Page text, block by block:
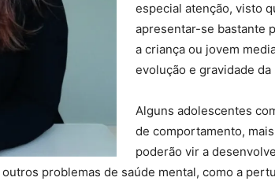
especial atenção, visto
apresentar-se bastante
a criança ou jovem
evolução e gravidade da
Alguns adolescentes
de comportamento,
poderão vir a
problemas de saúde mental, como a